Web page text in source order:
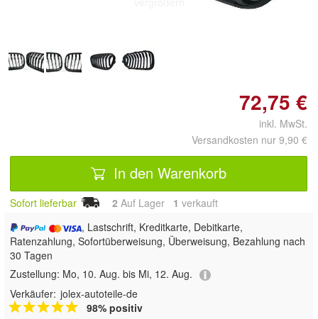
72,75 €
inkl. MwSt.
Versandkosten nur 9,90 €
In den Warenkorb
Sofort lieferbar 2 Auf Lager 1 verkauft
, Lastschrift, Kreditkarte, Debitkarte,
Ratenzahlung, Sofortüberweisung, Überweisung, Bezahlung nach
30 Tagen
Zustellung: Mo, 10. Aug. bis Mi, 12. Aug.
Verkäufer: jolex-autoteile-de
98% positiv